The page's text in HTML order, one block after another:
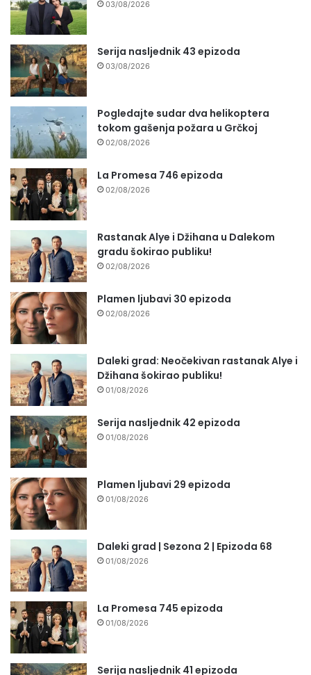
03/08/2026
Serija nasljednik 43 epizoda
03/08/2026
Pogledajte sudar dva helikoptera
tokom gašenja požara u Grčkoj
02/08/2026
La Promesa 746 epizoda
02/08/2026
Rastanak Alye i Džihana u Dalekom
gradu šokirao publiku!
02/08/2026
Plamen ljubavi 30 epizoda
02/08/2026
Daleki grad: Neočekivan rastanak Alye i
Džihana šokirao publiku!
01/08/2026
Serija nasljednik 42 epizoda
01/08/2026
Plamen ljubavi 29 epizoda
01/08/2026
Daleki grad | Sezona 2 | Epizoda 68
01/08/2026
La Promesa 745 epizoda
01/08/2026
Serija nasljednik 41 epizoda